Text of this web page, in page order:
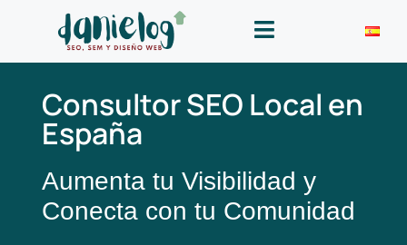
Consultor SEO Local en
España
Aumenta tu Visibilidad y
Conecta con tu Comunidad